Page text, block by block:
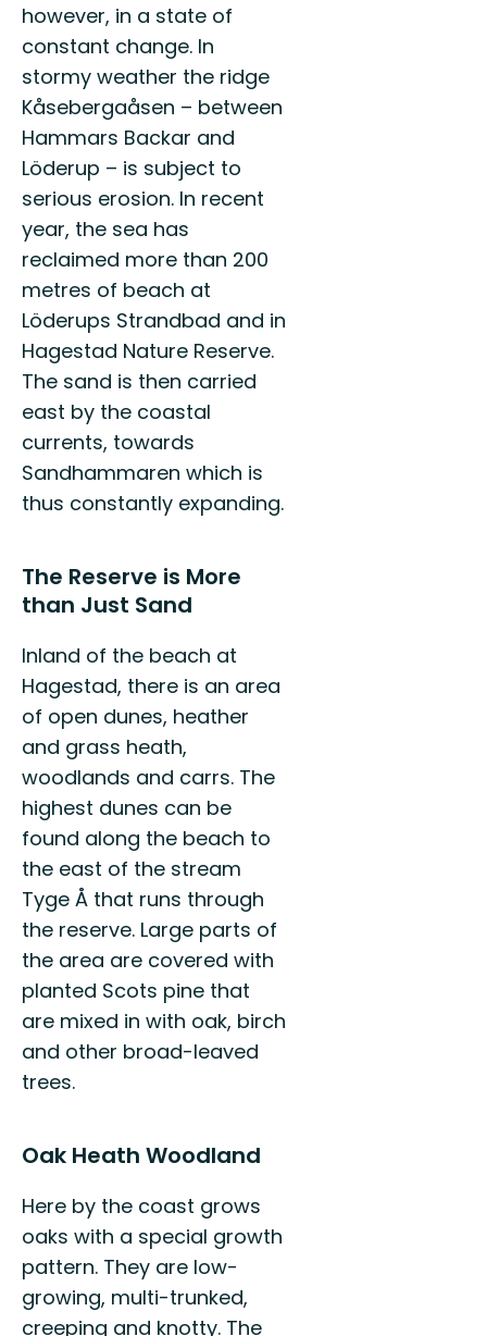
however, in a state of
constant change. In
stormy weather the ridge
Kåsebergaåsen – between
Hammars Backar and
Löderup – is subject to
serious erosion. In recent
year, the sea has
reclaimed more than 200
metres of beach at
Löderups Strandbad and in
Hagestad Nature Reserve.
The sand is then carried
east by the coastal
currents, towards
Sandhammaren which is
thus constantly expanding.
The Reserve is More
than Just Sand
Inland of the beach at
Hagestad, there is an area
of open dunes, heather
and grass heath,
woodlands and carrs. The
highest dunes can be
found along the beach to
the east of the stream
Tyge Å that runs through
the reserve. Large parts of
the area are covered with
planted Scots pine that
are mixed in with oak, birch
and other broad-leaved
trees.
Oak Heath Woodland
Here by the coast grows
oaks with a special growth
pattern. They are low-
growing, multi-trunked,
creeping and knotty. The